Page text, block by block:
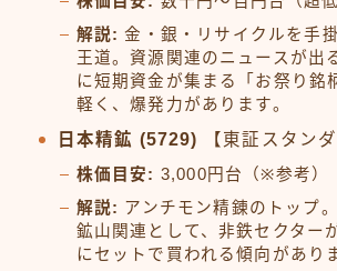
解説: 金・銀・リサイクルを手
王道。資源関連のニュースが出
に短期資金が集まる「お祭り銘
軽く、爆発力があります。
日本精鉱 (5729) 【東証スタンダ
株価目安: 3,000円台（※参考）
解説: アンチモン精錬のトップ
鉱山関連として、非鉄セクター
にセットで買われる傾向があり